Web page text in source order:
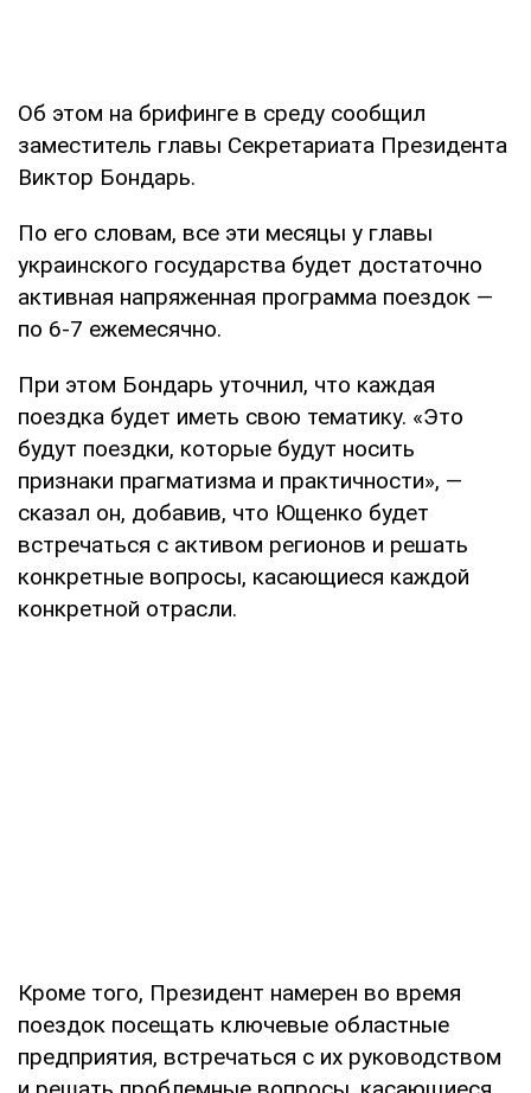
Об этом на брифинге в среду сообщил
заместитель главы Секретариата Президента
Виктор Бондарь.
По его словам, все эти месяцы у главы
украинского государства будет достаточно
активная напряженная программа поездок —
по 6-7 ежемесячно.
При этом Бондарь уточнил, что каждая
поездка будет иметь свою тематику. «Это
будут поездки, которые будут носить
признаки прагматизма и практичности», —
сказал он, добавив, что Ющенко будет
встречаться с активом регионов и решать
конкретные вопросы, касающиеся каждой
конкретной отрасли.
Кроме того, Президент намерен во время
поездок посещать ключевые областные
предприятия, встречаться с их руководством